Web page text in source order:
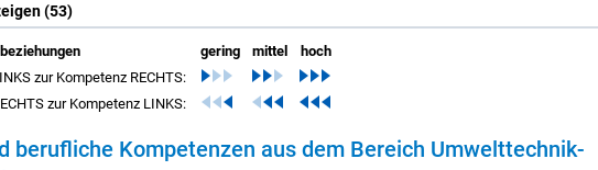
(53)
gering mittel
hoch
zur Kompetenz RECHTS:
zur Kompetenz LINKS:
be­ruf­li­che Kom­pe­ten­zen aus dem Be­reich Um­welt­tech­nik­